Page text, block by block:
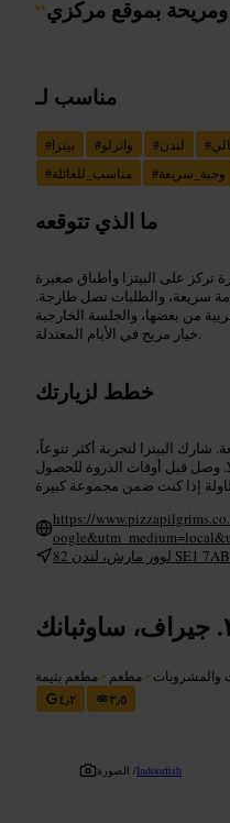
“ومريحة بموقع مركزي
مناسب لـ
#بيتزا #واترلو #لندن #
#مناسب_للعائلة #وجبة_سريعة
ما الذي تتوقعه
على البيتزا وأطباق صغيرة
سريعة، والطلبات تصل طازجة.
من بعضها، والجلسة الخارجية
خيار مريح في الأيام المعتدلة.
خطط لزيارتك
البيتزا لتجربة أكثر تنوعاً،
وصل قبل أوقات الذروة للحصول
https://
جيراف، ساوثبانك
والمشروبات • مطعم • مطعم بثيمة
٤٫٢
٣٫٥
الصورة /Indoorfish